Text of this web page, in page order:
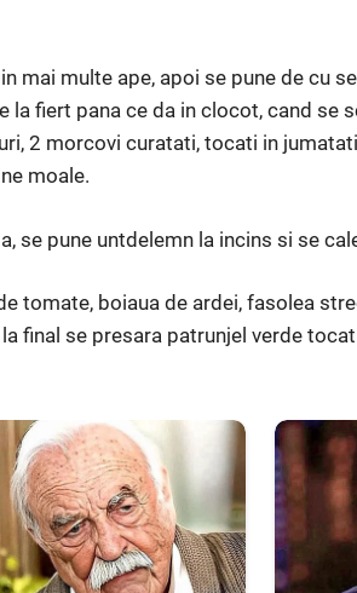
mai multe ape, apoi se pune de cu
la fiert pana ce da in clocot, cand se
2 morcovi curatati, tocati in
moale.
se pune untdelemn la incins si se
tomate, boiaua de ardei, fasolea
final se presara patrunjel verde